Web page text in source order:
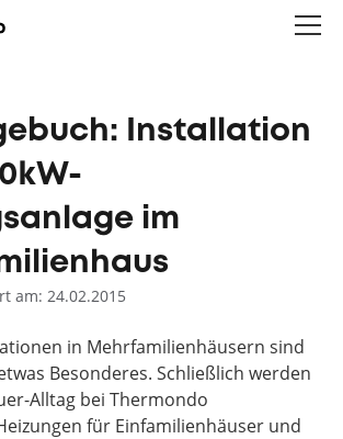
Installation
im
am: 24.02.2015
in Mehrfamilienhäusern sind
Besonderes. Schließlich werden
Alltag bei Thermondo
für Einfamilienhäuser und